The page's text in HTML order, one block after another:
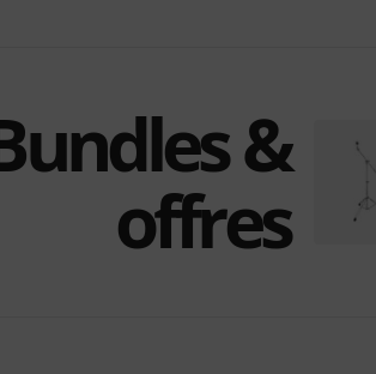
&
offres